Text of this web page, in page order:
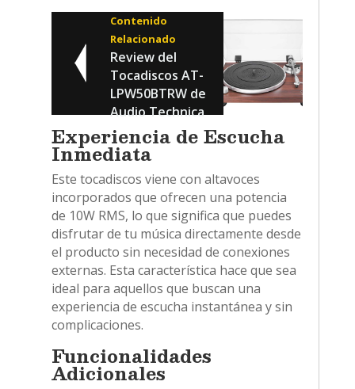
Contenido
Relacionado
Review del
Tocadiscos AT-
LPW50BTRW de
Audio Technica
Experiencia de Escucha
Inmediata
Este tocadiscos viene con altavoces
incorporados que ofrecen una potencia
de 10W RMS, lo que significa que puedes
disfrutar de tu música directamente desde
el producto sin necesidad de conexiones
externas. Esta característica hace que sea
ideal para aquellos que buscan una
experiencia de escucha instantánea y sin
complicaciones.
Funcionalidades
Adicionales